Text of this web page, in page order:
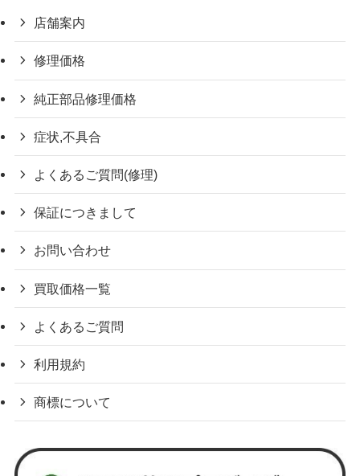
店舗案内
修理価格
純正部品修理価格
症状,不具合
よくあるご質問(修理)
保証につきまして
お問い合わせ
買取価格一覧
よくあるご質問
利用規約
商標について